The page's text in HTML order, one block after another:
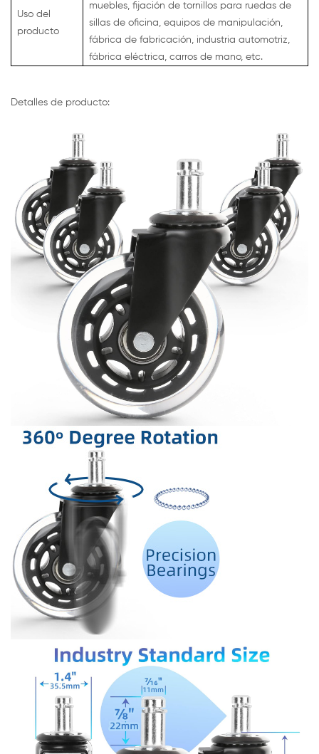
Uso del
producto
muebles, fijación de tornillos para ruedas de
sillas de oficina, equipos de manipulación,
fábrica de fabricación, industria automotriz,
fábrica eléctrica, carros de mano, etc.
Detalles de producto: